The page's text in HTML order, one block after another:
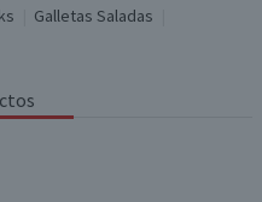
Galletas Saladas